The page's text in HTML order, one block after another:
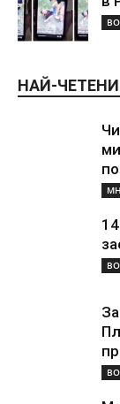
НАЙ-ЧЕТЕНИ